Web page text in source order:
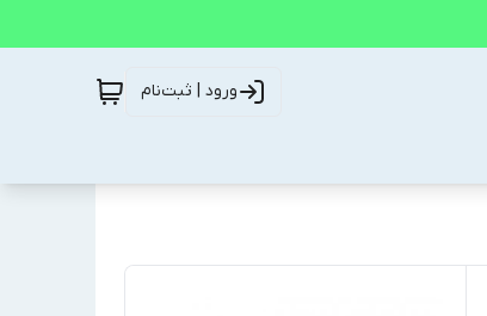
ورود | ثبت‌نام